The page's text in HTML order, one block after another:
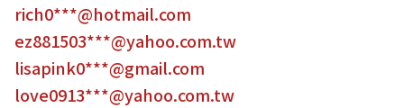
rich0***@hotmail.com
ez881503***@yahoo.com.tw
lisapink0***@gmail.com
love0913***@yahoo.com.tw